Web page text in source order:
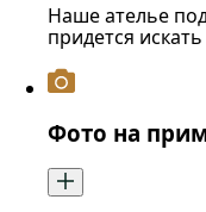
Наше ателье
придется
Фото на